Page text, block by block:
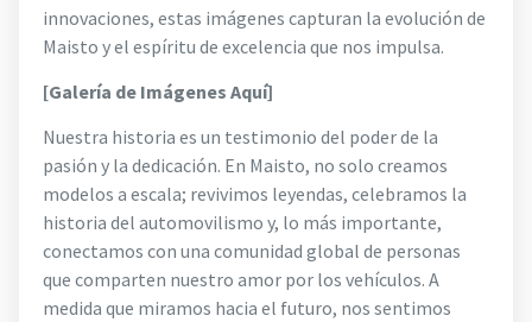
innovaciones, estas imágenes capturan la evolución de
Maisto y el espíritu de excelencia que nos impulsa.
[Galería de Imágenes Aquí]
Nuestra historia es un testimonio del poder de la
pasión y la dedicación. En Maisto, no solo creamos
modelos a escala; revivimos leyendas, celebramos la
historia del automovilismo y, lo más importante,
conectamos con una comunidad global de personas
que comparten nuestro amor por los vehículos. A
medida que miramos hacia el futuro, nos sentimos